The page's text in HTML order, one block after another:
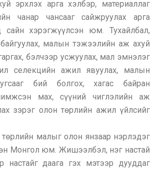
эрхлэх арга хэлбэр, материаллаг
чанар чансааг сайжруулах арга
хэрэгжүүлсэн юм. Тухайлбал,
малын тэжээлийн аж ахуй
бэлчээр усжуулах, мал эмнэлэг
селекцийн ажил явуулах, малын
бий болгох, хагас байран
мах, сүүний чиглэлийн аж
зэрэг олон төрлийн ажил үйлсийг
малыг олон янзаар нэрлэдэг
Монгол юм. Жишээлбэл, нэг настай
настайг даага гэх мэтээр дууддаг